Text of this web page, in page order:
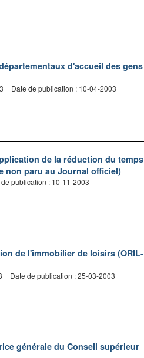
d'accueil des gens
Date de publication : 10-04-2003
de la réduction du temps
non paru au Journal officiel)
de publication : 10-11-2003
de l'immobilier de loisirs (ORIL-
Date de publication : 25-03-2003
générale du Conseil supérieur